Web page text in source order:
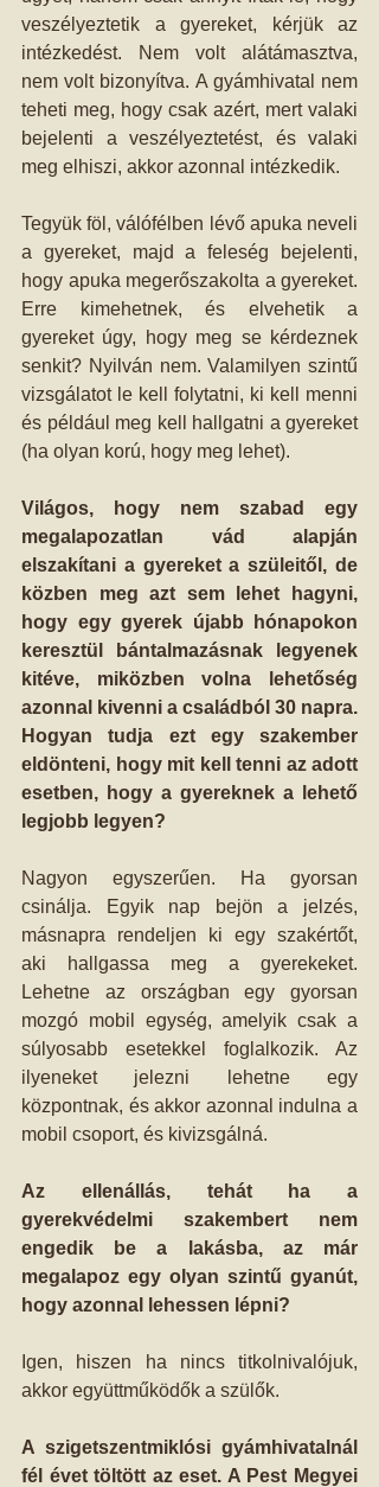
veszélyeztetik a gyereket, kérjük az
intézkedést. Nem volt alátámasztva,
nem volt bizonyítva. A gyámhivatal nem
teheti meg, hogy csak azért, mert valaki
bejelenti a veszélyeztetést, és valaki
meg elhiszi, akkor azonnal intézkedik.
Tegyük föl, válófélben lévő apuka neveli
a gyereket, majd a feleség bejelenti,
hogy apuka megerőszakolta a gyereket.
Erre kimehetnek, és elvehetik a
gyereket úgy, hogy meg se kérdeznek
senkit? Nyilván nem. Valamilyen szintű
vizsgálatot le kell folytatni, ki kell menni
és például meg kell hallgatni a gyereket
(ha olyan korú, hogy meg lehet).
Világos, hogy nem szabad egy
megalapozatlan vád alapján
elszakítani a gyereket a szüleitől, de
közben meg azt sem lehet hagyni,
hogy egy gyerek újabb hónapokon
keresztül bántalmazásnak legyenek
kitéve, miközben volna lehetőség
azonnal kivenni a családból 30 napra.
Hogyan tudja ezt egy szakember
eldönteni, hogy mit kell tenni az adott
esetben, hogy a gyereknek a lehető
legjobb legyen?
Nagyon egyszerűen. Ha gyorsan
csinálja. Egyik nap bejön a jelzés,
másnapra rendeljen ki egy szakértőt,
aki hallgassa meg a gyerekeket.
Lehetne az országban egy gyorsan
mozgó mobil egység, amelyik csak a
súlyosabb esetekkel foglalkozik. Az
ilyeneket jelezni lehetne egy
központnak, és akkor azonnal indulna a
mobil csoport, és kivizsgálná.
Az ellenállás, tehát ha a
gyerekvédelmi szakembert nem
engedik be a lakásba, az már
megalapoz egy olyan szintű gyanút,
hogy azonnal lehessen lépni?
Igen, hiszen ha nincs titkolnivalójuk,
akkor együttműködők a szülők.
A szigetszentmiklósi gyámhivatalnál
fél évet töltött az eset. A Pest Megyei